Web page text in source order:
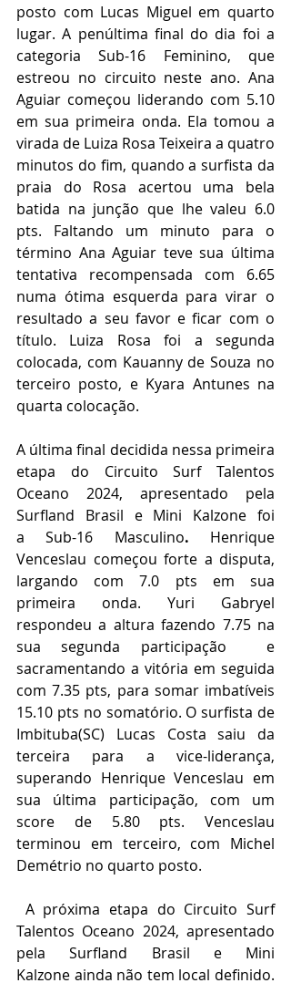
posto com Lucas Miguel em quarto
lugar. A penúltima final do dia foi a
categoria Sub-16 Feminino, que
estreou no circuito neste ano. Ana
Aguiar começou liderando com 5.10
em sua primeira onda. Ela tomou a
virada de Luiza Rosa Teixeira a quatro
minutos do fim, quando a surfista da
praia do Rosa acertou uma bela
batida na junção que lhe valeu 6.0
pts. Faltando um minuto para o
término Ana Aguiar teve sua última
tentativa recompensada com 6.65
numa ótima esquerda para virar o
resultado a seu favor e ficar com o
título. Luiza Rosa foi a segunda
colocada, com Kauanny de Souza no
terceiro posto, e Kyara Antunes na
quarta colocação.
A última final decidida nessa primeira
etapa do Circuito Surf Talentos
Oceano 2024, apresentado pela
Surfland Brasil e Mini Kalzone foi
a Sub-16 Masculino. Henrique
Venceslau começou forte a disputa,
largando com 7.0 pts em sua
primeira onda. Yuri Gabryel
respondeu a altura fazendo 7.75 na
sua segunda participação  e
sacramentando a vitória em seguida
com 7.35 pts, para somar imbatíveis
15.10 pts no somatório. O surfista de
Imbituba(SC) Lucas Costa saiu da
terceira para a vice-liderança,
superando Henrique Venceslau em
sua última participação, com um
score de 5.80 pts. Venceslau
terminou em terceiro, com Michel
Demétrio no quarto posto.
A próxima etapa do Circuito Surf
Talentos Oceano 2024, apresentado
pela Surfland Brasil e Mini
Kalzone ainda não tem local definido.